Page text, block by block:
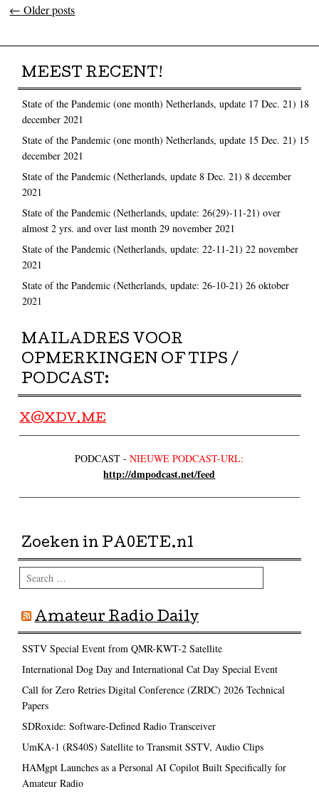
Post navigation
← Older posts
MEEST RECENT!
State of the Pandemic (one month) Netherlands, update 17 Dec. 21) 18
december 2021
State of the Pandemic (one month) Netherlands, update 15 Dec. 21) 15
december 2021
State of the Pandemic (Netherlands, update 8 Dec. 21) 8 december
2021
State of the Pandemic (Netherlands, update: 26(29)-11-21) over
almost 2 yrs. and over last month 29 november 2021
State of the Pandemic (Netherlands, update: 22-11-21) 22 november
2021
State of the Pandemic (Netherlands, update: 26-10-21) 26 oktober
2021
MAILADRES VOOR
OPMERKINGEN OF TIPS /
PODCAST:
X@XDV.ME
PODCAST -NIEUWE PODCAST-URL:
http://dmpodcast.net/feed
Zoeken in PA0ETE.nl
Search
Amateur Radio Daily
SSTV Special Event from QMR-KWT-2 Satellite
International Dog Day and International Cat Day Special Event
Call for Zero Retries Digital Conference (ZRDC) 2026 Technical
Papers
SDRoxide: Software-Defined Radio Transceiver
UmKA-1 (RS40S) Satellite to Transmit SSTV, Audio Clips
HAMgpt Launches as a Personal AI Copilot Built Specifically for
Amateur Radio